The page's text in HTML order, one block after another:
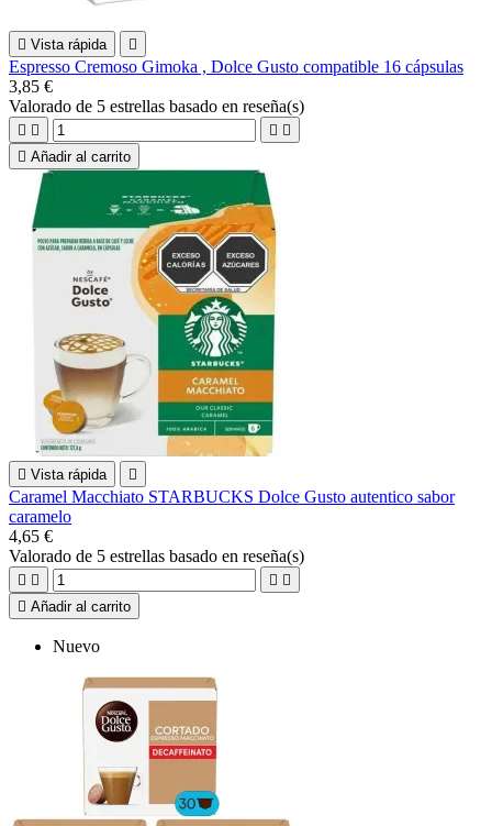
 Vista rápida 
Espresso Cremoso Gimoka , Dolce Gusto compatible 16 cápsulas
3,85 €
Valorado de 5 estrellas basado en reseña(s)
   
 Añadir al carrito
 Vista rápida 
Caramel Macchiato STARBUCKS Dolce Gusto autentico sabor
caramelo
4,65 €
Valorado de 5 estrellas basado en reseña(s)
   
 Añadir al carrito
Nuevo